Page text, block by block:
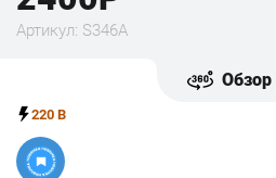
Артикул: S346A
Обзор
220 В